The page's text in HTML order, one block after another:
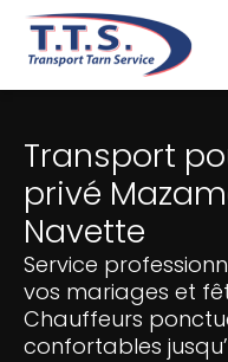
Aller
Transport
privé
Navette
Service
vos mariages et
Chauffeurs
confortables